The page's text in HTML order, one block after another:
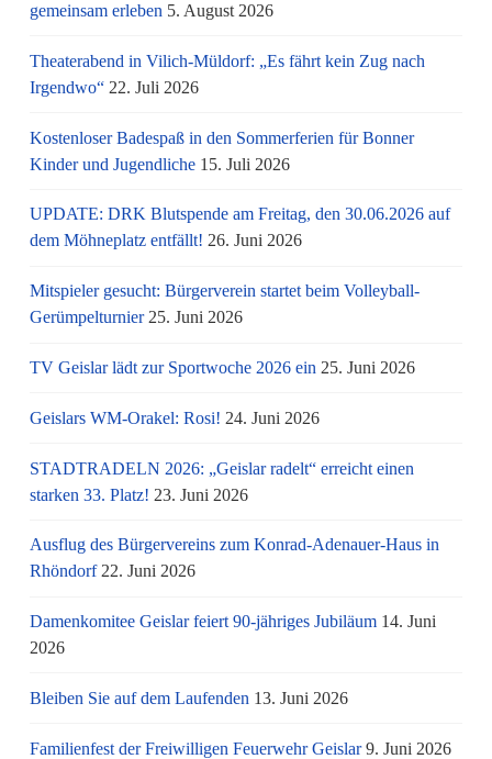
gemeinsam erleben 5. August 2026
Theaterabend in Vilich-Müldorf: „Es fährt kein Zug nach
Irgendwo“ 22. Juli 2026
Kostenloser Badespaß in den Sommerferien für Bonner
Kinder und Jugendliche 15. Juli 2026
UPDATE: DRK Blutspende am Freitag, den 30.06.2026 auf
dem Möhneplatz entfällt! 26. Juni 2026
Mitspieler gesucht: Bürgerverein startet beim Volleyball-
Gerümpelturnier 25. Juni 2026
TV Geislar lädt zur Sportwoche 2026 ein 25. Juni 2026
Geislars WM-Orakel: Rosi! 24. Juni 2026
STADTRADELN 2026: „Geislar radelt“ erreicht einen
starken 33. Platz! 23. Juni 2026
Ausflug des Bürgervereins zum Konrad-Adenauer-Haus in
Rhöndorf 22. Juni 2026
Damenkomitee Geislar feiert 90-jähriges Jubiläum 14. Juni
2026
Bleiben Sie auf dem Laufenden 13. Juni 2026
Familienfest der Freiwilligen Feuerwehr Geislar 9. Juni 2026